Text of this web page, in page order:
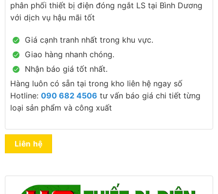
phân phối thiết bị điện đóng ngắt LS tại Bình Dương
với dịch vụ hậu mãi tốt
Giá cạnh tranh nhất trong khu vực.
Giao hàng nhanh chóng.
Nhận báo giá tốt nhất.
Hàng luôn có sẵn tại trong kho liên hệ ngay số
Hotline: 090 682 4506 tư vấn báo giá chi tiết từng
loại sản phẩm và công xuất
Liên hệ